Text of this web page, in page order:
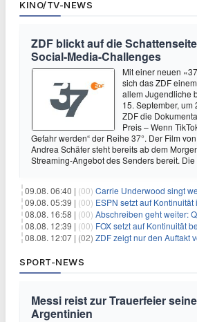
KINO/TV-NEWS
ZDF blickt auf die
Social-Media-Challenges
Mit einer neuen
sich das ZDF
allem Jugendliche
15. September,
ZDF die
Preis – Wenn
Gefahr werden“ der Reihe 37°. Der Film
Andrea Schäfer steht bereits ab dem
Streaming-Angebot des Senders bereit. Die
09.08. 06:40 | (00) Carrie Underwood singt
09.08. 05:39 | (00) ESPN setzt auf
08.08. 16:58 | (00) Abschreiben geht weiter:
08.08. 12:39 | (00) FOX setzt auf Kontinuität bei
08.08. 12:07 | (02) ZDF zeigt nur den Auftakt von
SPORT-NEWS
Messi reist zur Trauerfeier
Argentinien